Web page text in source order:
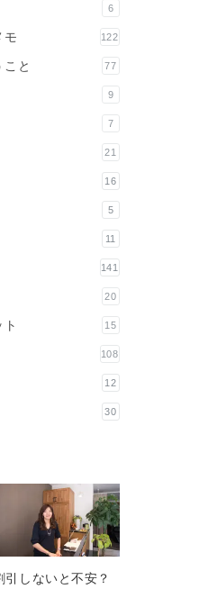
6
モ 122
と 77
9
7
21
16
5
11
141
20
15
108
12
30
引しないと不安？